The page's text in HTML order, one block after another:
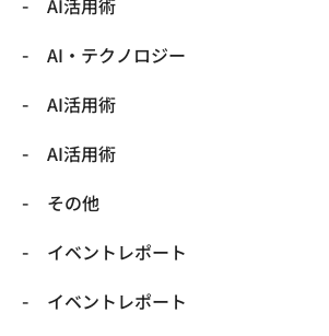
AI活用術
​AI・テクノロジー
​AI活用術
​AI活用術
​その他
​イベントレポート
​イベントレポート